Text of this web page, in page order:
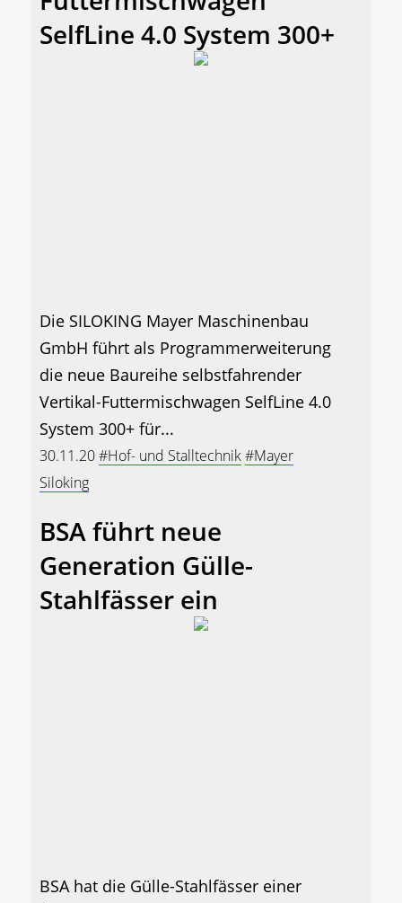
SelfLine 4.0 System 300+
Die SILOKING Mayer Maschinenbau
GmbH führt als Programmerweiterung
die neue Baureihe selbstfahrender
Vertikal-Futtermischwagen SelfLine 4.0
System 300+ für...
30.11.20#Hof- und Stalltechnik#Mayer
Siloking
BSA führt neue
Generation Gülle-
Stahlfässer ein
BSA hat die Gülle-Stahlfässer einer